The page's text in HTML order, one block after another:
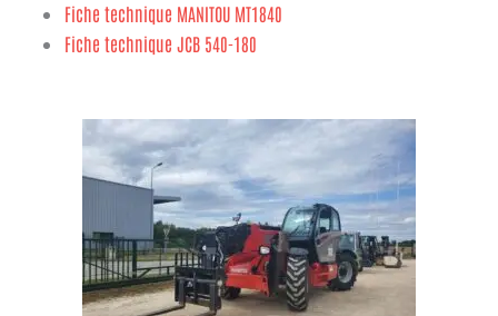
Fiche technique MANITOU MT1840
Fiche technique JCB 540-180